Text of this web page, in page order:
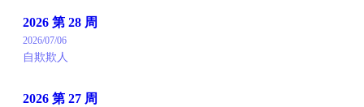
2026 第 28 周
2026/07/06
自欺欺人
2026 第 27 周